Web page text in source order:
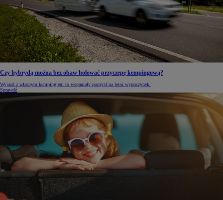
Czy hybrydą można bez obaw holować przyczepę kempingową?
Wyjazd z własnym kempingiem to wspaniały pomysł na letni wypoczynek.
Sprawdź